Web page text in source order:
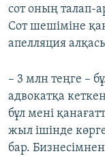
сот оның талап-
Сот шешіміне
апелляция
– 3 млн теңге –
адвокатқа
бұл мені
жыл ішінде
бар.